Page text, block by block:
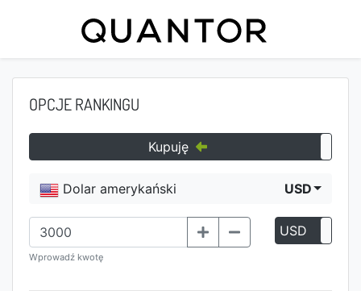
OPCJE RANKINGU
Kupuję
Dolar amerykański USD
Wprowadź kwotę
USD